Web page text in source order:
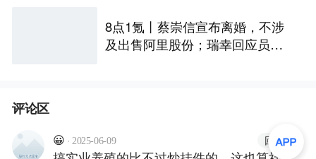
8点1氪丨蔡崇信宣布离婚，不涉
及出售阿里股份；瑞幸回应员工
评论区
😀 · 2025-06-09 回复